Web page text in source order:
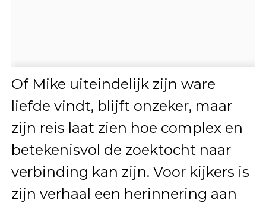
Of Mike uiteindelijk zijn ware
liefde vindt, blijft onzeker, maar
zijn reis laat zien hoe complex en
betekenisvol de zoektocht naar
verbinding kan zijn. Voor kijkers is
zijn verhaal een herinnering aan